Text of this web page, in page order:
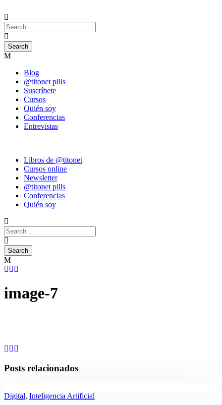
Blog
@titonet pills
Suscríbete
Cursos
Quién soy
Conferencias
Entrevistas
Libros de @titonet
Cursos online
Newsletter
@titonet pills
Conferencias
Quién soy
image-7
Posts relacionados
Digital, Inteligencia Artificial